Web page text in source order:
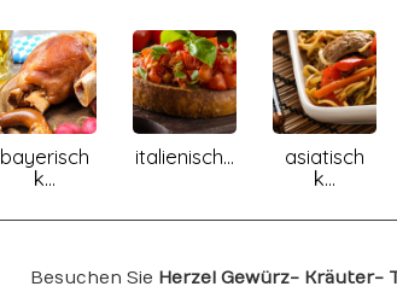
bayerisch
k...
italienisch...
asiatisch
k...
Besuchen Sie Herzel Gewürz- Kräuter-